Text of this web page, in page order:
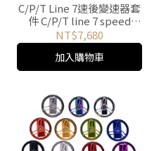
C/P/T Line 7速後變速器套
件 C/P/T line 7 speed
Rear Derailleur set
NT$7,680
加入購物車